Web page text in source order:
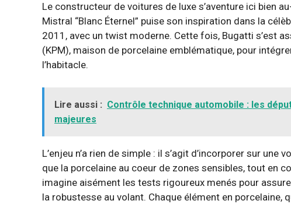
Le constructeur de voitures de luxe s’aventure ici bien
Mistral “Blanc Éternel” puise son inspiration dans la
2011, avec un twist moderne. Cette fois, Bugatti s’est
(KPM), maison de porcelaine emblématique, pour
l’habitacle.
Lire aussi : Contrôle technique automobile : les
majeures
L’enjeu n’a rien de simple : il s’agit d’incorporer sur
que la porcelaine au coeur de zones sensibles, tout en
imagine aisément les tests rigoureux menés pour
la robustesse au volant. Chaque élément en